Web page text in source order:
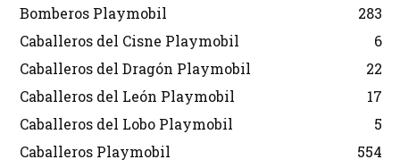
Bomberos Playmobil
283
Caballeros del Cisne Playmobil
6
Caballeros del Dragón Playmobil
22
Caballeros del León Playmobil
17
Caballeros del Lobo Playmobil
5
Caballeros Playmobil
554